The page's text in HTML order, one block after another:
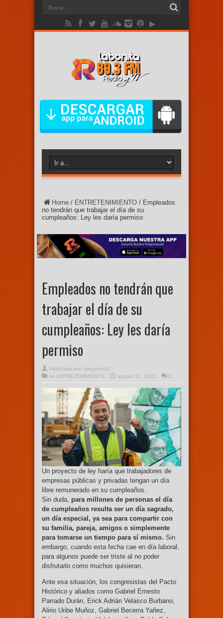
Home / ENTRETENIMIENTO / Empleados
no tendrán que trabajar el día de su
cumpleaños: Ley les daría permiso
Empleados no tendrán que
trabajar el día de su
cumpleaños: Ley les daría
permiso
Publicado por: diegoharo2
en ENTRETENIMIENTO agosto 27, 2025 0
Un proyecto de ley haría que trabajadores de
empresas públicas y privadas tengan un día
libre remunerado en su cumpleaños.
Sin duda, para millones de personas el día
de cumpleaños resulta ser un día sagrado,
un día especial, ya sea para compartir con
su familia, pareja, amigos o simplemente
para tomarse un tiempo para sí mismo. Sin
embargo, cuando esta fecha cae en día laboral,
para algunos puede ser triste al no poder
disfrutarlo como muchos quisieran.
Ante esa situación, los congresistas del Pacto
Histórico y aliados como Gabriel Ernesto
Parrado Durán, Erick Adrián Velasco Burbano,
Alirio Uribe Muñoz, Gabriel Becerra Yañez,